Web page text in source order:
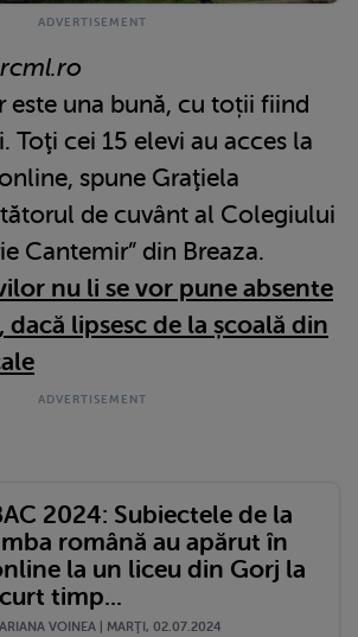
este una bună, cu toții fiind
Toţi cei 15 elevi au acces la
spune Graţiela
de cuvânt al Colegiului
Cantemir” din Breaza.
nu li se vor pune absente
lipsesc de la școală din
2024: Subiectele de la
română au apărut în
la un liceu din Gorj la
timp...
VOINEA | MARŢI, 02.07.2024